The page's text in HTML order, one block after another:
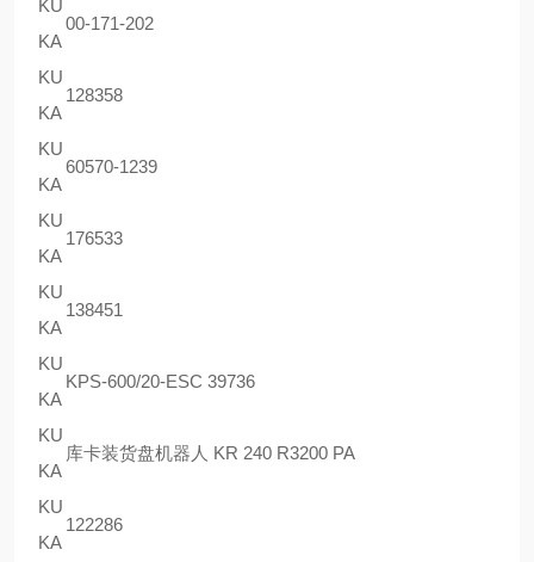
KU
KA
00-171-202
KU
KA
128358
KU
KA
60570-1239
KU
KA
176533
KU
KA
138451
KU
KA
KPS-600/20-ESC 39736
KU
KA
库卡装货盘机器人 KR 240 R3200 PA
KU
KA
122286